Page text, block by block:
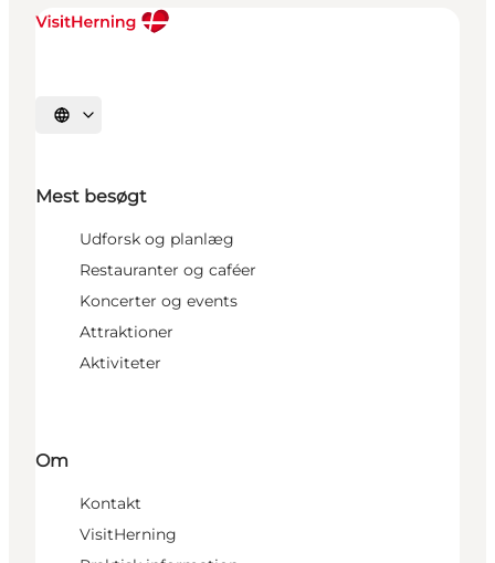
Vælg sprog
Mest besøgt
Udforsk og planlæg
Restauranter og caféer
Koncerter og events
Attraktioner
Aktiviteter
Om
Kontakt
VisitHerning